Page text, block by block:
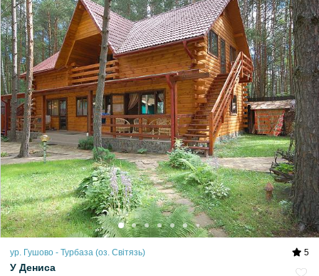
ур. Гушово - Турбаза (оз. Світязь) 5
У Дениса